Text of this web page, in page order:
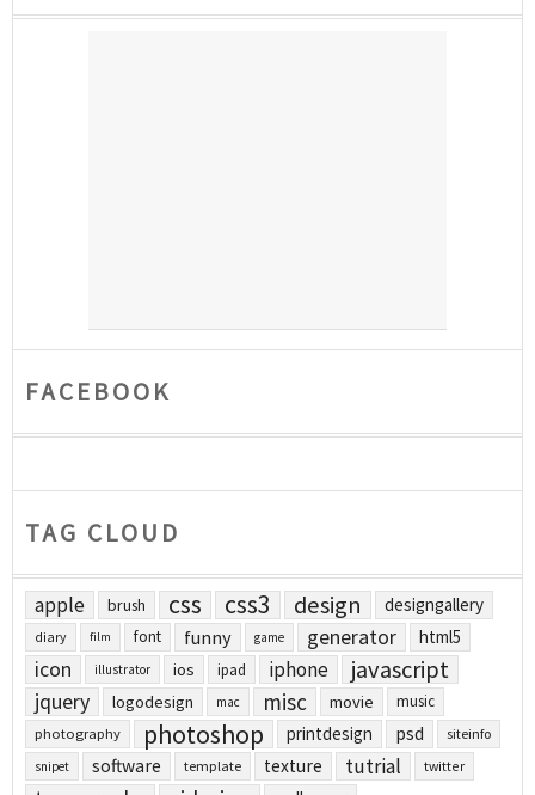
FACEBOOK
TAG CLOUD
apple brush css css3 design designgallery
diary film font funny game generator html5
icon illustrator ios ipad iphone javascript
jquery logodesign mac misc movie music
photography photoshop printdesign psd siteinfo
snipet software template texture tutrial twitter